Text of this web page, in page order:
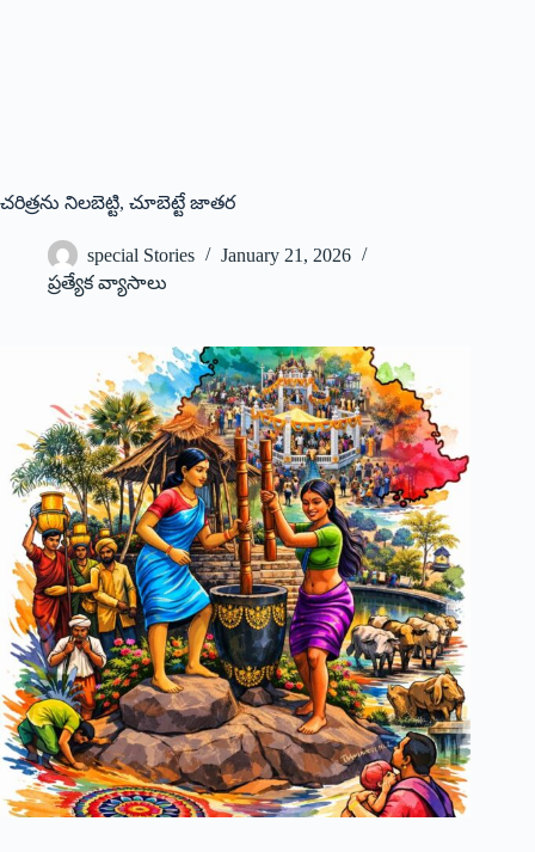
చరిత్రను నిలబెట్టి, చూబెట్టే జాతర
special Stories
January 21, 2026
ప్రత్యేక వ్యాసాలు